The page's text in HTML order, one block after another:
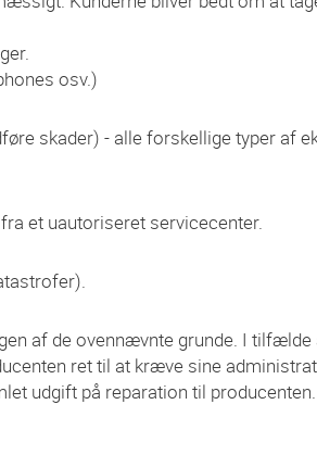
osv.)
skader) - alle forskellige typer af
et uautoriseret servicecenter.
af de ovennævnte grunde. I tilfælde
ret til at kræve sine
udgift på reparation til producenten.